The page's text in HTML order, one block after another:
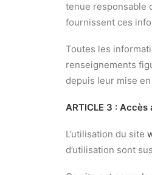
tenue responsable
fournissent ces
Toutes les
renseignements
depuis leur mise
ARTICLE 3 : Accès
L’utilisation du site
d’utilisation sont